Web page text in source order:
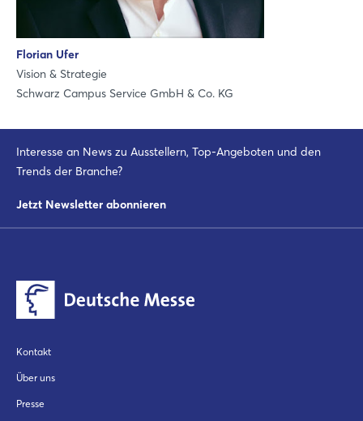
Florian Ufer
Vision & Strategie
Schwarz Campus Service GmbH & Co. KG
Interesse an News zu Ausstellern, Top-Angeboten und den
Trends der Branche?
Jetzt Newsletter abonnieren
Kontakt
Über uns
Presse
Noch nicht angemeldet?
Jetzt registrieren